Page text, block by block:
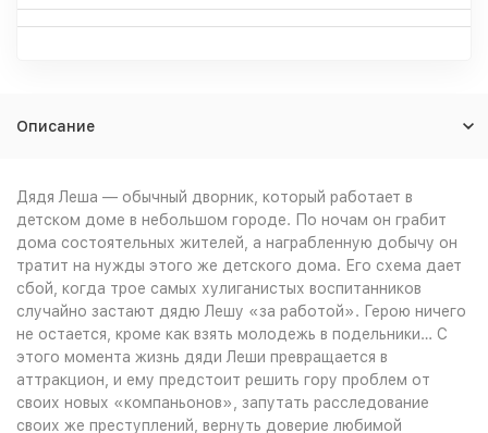
Описание
Дядя Леша — обычный дворник, который работает в
детском доме в небольшом городе. По ночам он грабит
дома состоятельных жителей, а награбленную добычу он
тратит на нужды этого же детского дома. Его схема дает
сбой, когда трое самых хулиганистых воспитанников
случайно застают дядю Лешу «за работой». Герою ничего
не остается, кроме как взять молодежь в подельники… С
этого момента жизнь дяди Леши превращается в
аттракцион, и ему предстоит решить гору проблем от
своих новых «компаньонов», запутать расследование
своих же преступлений, вернуть доверие любимой